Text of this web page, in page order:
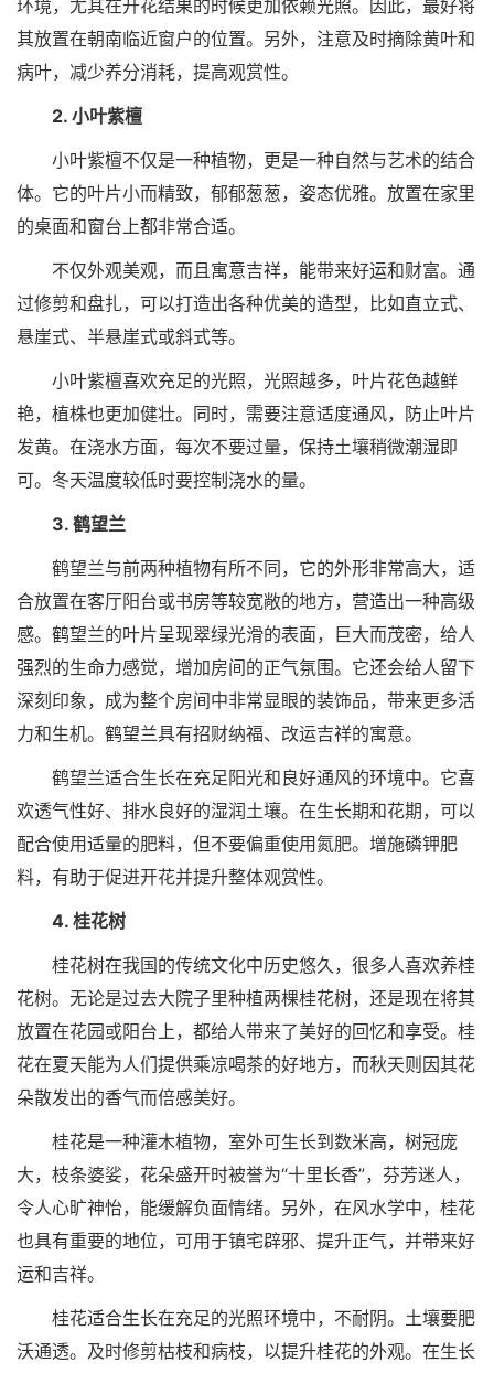
环境，尤其在开花结果的时候更加依赖光照。因此，最好将
其放置在朝南临近窗户的位置。另外，注意及时摘除黄叶和
病叶，减少养分消耗，提高观赏性。
2. 小叶紫檀
小叶紫檀不仅是一种植物，更是一种自然与艺术的结合
体。它的叶片小而精致，郁郁葱葱，姿态优雅。放置在家里
的桌面和窗台上都非常合适。
不仅外观美观，而且寓意吉祥，能带来好运和财富。通
过修剪和盘扎，可以打造出各种优美的造型，比如直立式、
悬崖式、半悬崖式或斜式等。
小叶紫檀喜欢充足的光照，光照越多，叶片花色越鲜
艳，植株也更加健壮。同时，需要注意适度通风，防止叶片
发黄。在浇水方面，每次不要过量，保持土壤稍微潮湿即
可。冬天温度较低时要控制浇水的量。
3. 鹤望兰
鹤望兰与前两种植物有所不同，它的外形非常高大，适
合放置在客厅阳台或书房等较宽敞的地方，营造出一种高级
感。鹤望兰的叶片呈现翠绿光滑的表面，巨大而茂密，给人
强烈的生命力感觉，增加房间的正气氛围。它还会给人留下
深刻印象，成为整个房间中非常显眼的装饰品，带来更多活
力和生机。鹤望兰具有招财纳福、改运吉祥的寓意。
鹤望兰适合生长在充足阳光和良好通风的环境中。它喜
欢透气性好、排水良好的湿润土壤。在生长期和花期，可以
配合使用适量的肥料，但不要偏重使用氮肥。增施磷钾肥
料，有助于促进开花并提升整体观赏性。
4. 桂花树
桂花树在我国的传统文化中历史悠久，很多人喜欢养桂
花树。无论是过去大院子里种植两棵桂花树，还是现在将其
放置在花园或阳台上，都给人带来了美好的回忆和享受。桂
花在夏天能为人们提供乘凉喝茶的好地方，而秋天则因其花
朵散发出的香气而倍感美好。
桂花是一种灌木植物，室外可生长到数米高，树冠庞
大，枝条婆娑，花朵盛开时被誉为“十里长香”，芬芳迷人，
令人心旷神怡，能缓解负面情绪。另外，在风水学中，桂花
也具有重要的地位，可用于镇宅辟邪、提升正气，并带来好
运和吉祥。
桂花适合生长在充足的光照环境中，不耐阴。土壤要肥
沃通透。及时修剪枯枝和病枝，以提升桂花的外观。在生长